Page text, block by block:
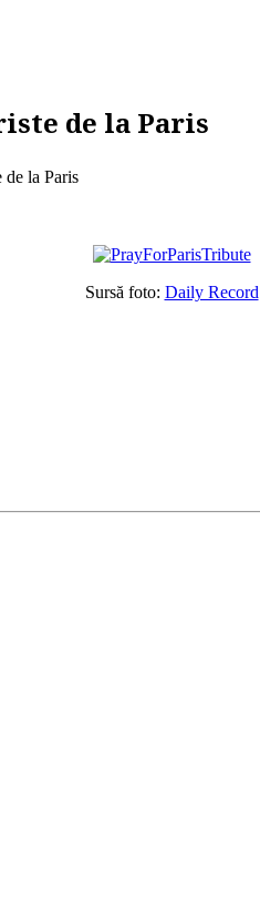
de la Paris
de la Paris
Sursă foto: Daily Record